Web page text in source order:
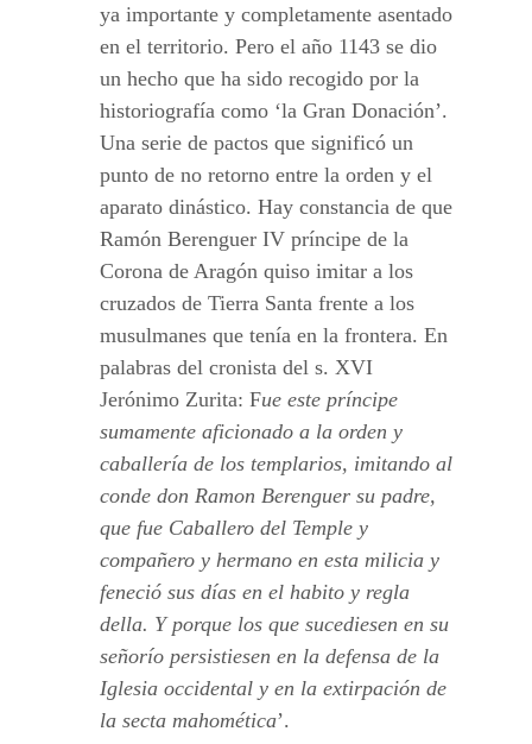
ya importante y completamente asentado
en el territorio. Pero el año 1143 se dio
un hecho que ha sido recogido por la
historiografía como ‘la Gran Donación’.
Una serie de pactos que significó un
punto de no retorno entre la orden y el
aparato dinástico. Hay constancia de que
Ramón Berenguer IV príncipe de la
Corona de Aragón quiso imitar a los
cruzados de Tierra Santa frente a los
musulmanes que tenía en la frontera. En
palabras del cronista del s. XVI
Jerónimo Zurita: Fue este príncipe
sumamente aficionado a la orden y
caballería de los templarios, imitando al
conde don Ramon Berenguer su padre,
que fue Caballero del Temple y
compañero y hermano en esta milicia y
feneció sus días en el habito y regla
della. Y porque los que sucediesen en su
señorío persistiesen en la defensa de la
Iglesia occidental y en la extirpación de
la secta mahomética’.